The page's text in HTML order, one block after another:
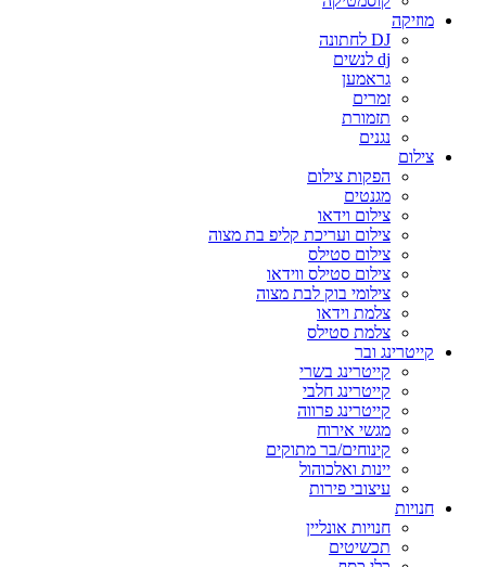
מוזיקה
DJ לחתונה
dj לנשים
גראמען
זמרים
תזמורת
נגנים
צילום
הפקות צילום
מגנטים
צילום וידאו
צילום ועריכת קליפ בת מצוה
צילום סטילס
צילום סטילס ווידאו
צילומי בוק לבת מצוה
צלמת וידאו
צלמת סטילס
קייטרינג ובר
קייטרינג בשרי
קייטרינג חלבי
קייטרינג פרווה
מגשי אירוח
קינוחים/בר מתוקים
יינות ואלכוהול
עיצובי פירות
חנויות
חנויות אונליין
תכשיטים